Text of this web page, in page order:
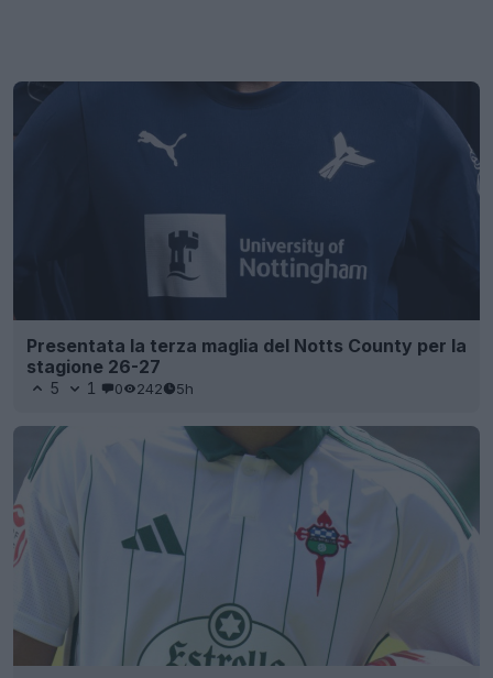
Presentata la terza maglia del Notts County per la
stagione 26-27
5 1 0 242 5h